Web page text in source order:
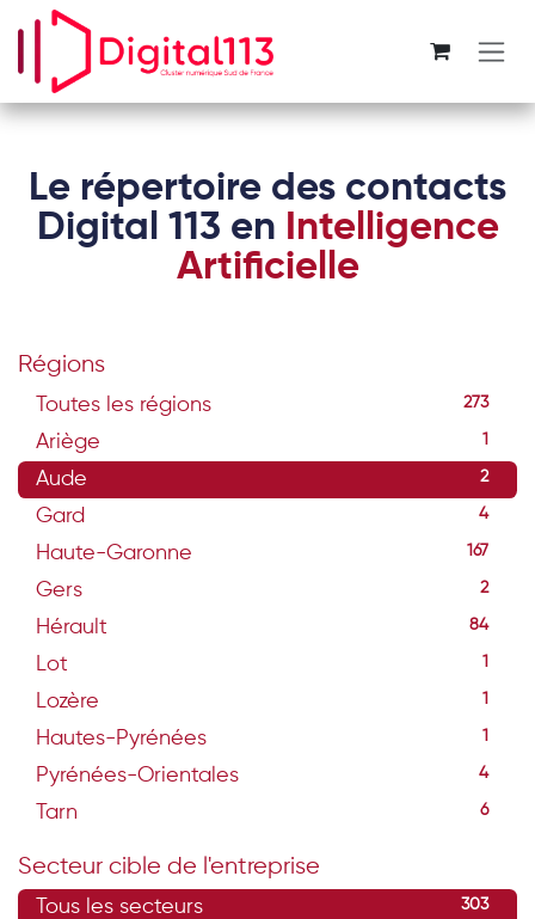
Se rendre au contenu
Le répertoire des contacts
Digital 113 en Intelligence
Artificielle
Régions
Toutes les régions 273
Ariège 1
Aude 2
Gard 4
Haute-Garonne 167
Gers 2
Hérault 84
Lot 1
Lozère 1
Hautes-Pyrénées 1
Pyrénées-Orientales 4
Tarn 6
Secteur cible de l'entreprise
Tous les secteurs 303